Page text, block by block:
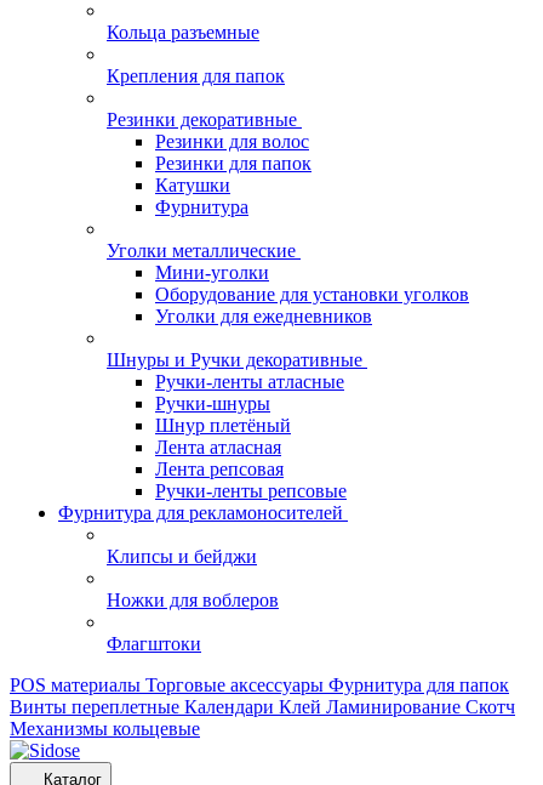
Кольца разъемные
Крепления для папок
Резинки декоративные
Резинки для волос
Резинки для папок
Катушки
Фурнитура
Уголки металлические
Мини-уголки
Оборудование для установки уголков
Уголки для ежедневников
Шнуры и Ручки декоративные
Ручки-ленты атласные
Ручки-шнуры
Шнур плетёный
Лента атласная
Лента репсовая
Ручки-ленты репсовые
Фурнитура для рекламоносителей
Клипсы и бeйджи
Ножки для воблеров
Флагштоки
POS материалы Торговые аксессуары Фурнитура для папок
Винты переплетные Календари Клей Ламинирование Скотч
Механизмы кольцевые
Каталог